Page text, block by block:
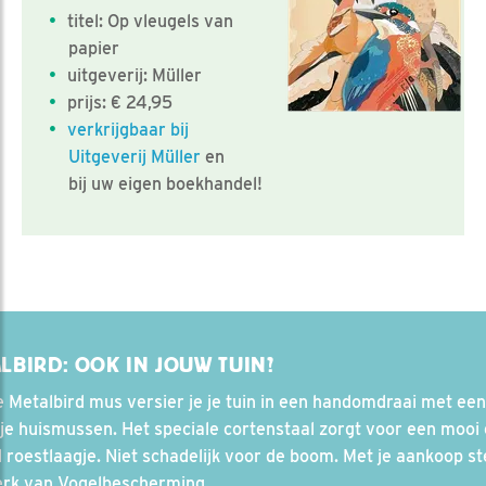
titel: Op vleugels van
papier
uitgeverij: Müller
prijs: € 24,95
verkrijgbaar bij
Uitgeverij Müller en
bij uw eigen boekhandel!
OOK IN JOUW TUIN?
Metalbird mus versier je je tuin in een handomdraai met een
huismussen. Het speciale cortenstaal zorgt voor een mooi
Niet schadelijk voor de boom. Met je aankoop